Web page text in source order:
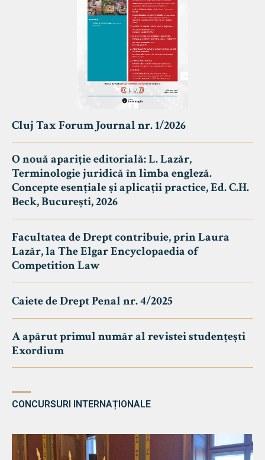
Cluj Tax Forum Journal nr. 1/2026
O nouă apariție editorială: L. Lazăr,
Terminologie juridică în limba engleză.
Concepte esențiale și aplicații practice, Ed. C.H.
Beck, București, 2026
Facultatea de Drept contribuie, prin Laura
Lazăr, la The Elgar Encyclopaedia of
Competition Law
Caiete de Drept Penal nr. 4/2025
A apărut primul număr al revistei studențești
Exordium
CONCURSURI INTERNAȚIONALE